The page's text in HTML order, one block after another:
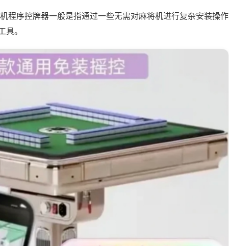
程序控牌器一般是指通过一些无需对麻将机进行复杂安装操作
。